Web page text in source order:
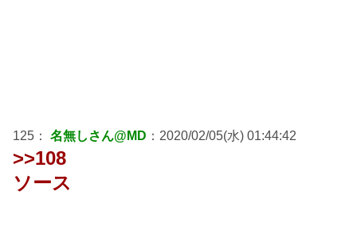
125： 名無しさん@MD ：2020/02/05(水) 01:44:42
>>108
ソース